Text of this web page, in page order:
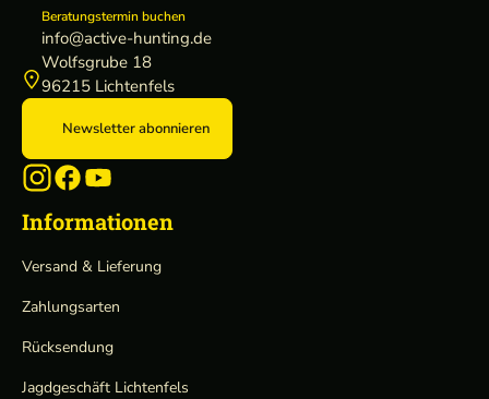
Beratungstermin buchen
info@active-hunting.de
Wolfsgrube 18
96215 Lichtenfels
Newsletter abonnieren
Informationen
Versand & Lieferung
Zahlungsarten
Rücksendung
Jagdgeschäft Lichtenfels